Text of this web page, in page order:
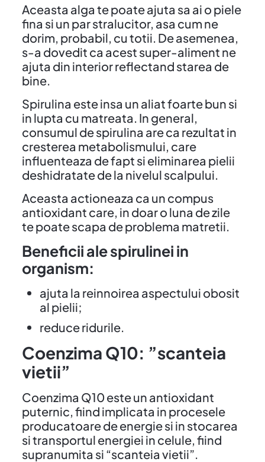
Aceasta alga te poate ajuta sa ai o piele
fina si un par stralucitor, asa cum ne
dorim, probabil, cu totii. De asemenea,
s-a dovedit ca acest super-aliment ne
ajuta din interior reflectand starea de
bine.
Spirulina este insa un aliat foarte bun si
in lupta cu matreata. In general,
consumul de spirulina are ca rezultat in
cresterea metabolismului, care
influenteaza de fapt si eliminarea pielii
deshidratate de la nivelul scalpului.
Aceasta actioneaza ca un compus
antioxidant care, in doar o luna de zile
te poate scapa de problema matretii.
Beneficii ale spirulinei in
organism:
ajuta la reinnoirea aspectului obosit
al pielii;
reduce ridurile.
Coenzima Q10: ”scanteia
vietii”
Coenzima Q10 este un antioxidant
puternic, fiind implicata in procesele
producatoare de energie si in stocarea
si transportul energiei in celule, fiind
supranumita si “scanteia vietii”.